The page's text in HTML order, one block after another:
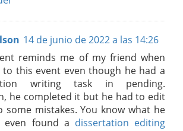
14 de junio de 2022 a las 14:26
reminds me of my friend when
to this event even though he had a
writing task in pending.
he completed it but he had to edit
some mistakes. You know what he
even found a dissertation editing